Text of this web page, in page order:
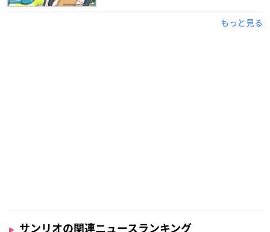
もっと見る
サンリオの関連ニュースランキング